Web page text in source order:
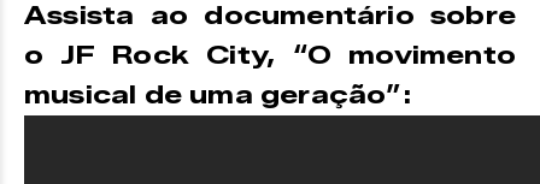
Assista ao documentário sobre
o JF Rock City, “O movimento
musical de uma geração”: